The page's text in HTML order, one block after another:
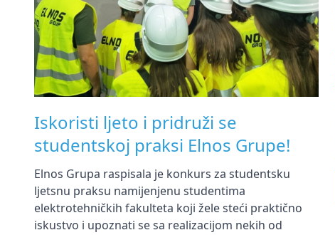
Iskoristi ljeto i pridruži se
studentskoj praksi Elnos Grupe!
Elnos Grupa raspisala je konkurs za studentsku
ljetsnu praksu namijenjenu studentima
elektrotehničkih fakulteta koji žele steći praktično
iskustvo i upoznati se sa realizacijom nekih od